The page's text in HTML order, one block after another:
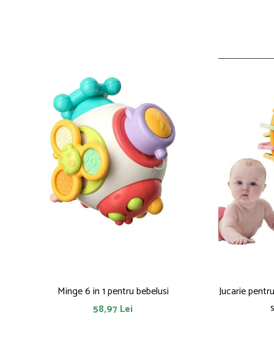
Minge 6 in 1 pentru bebelusi
58,97 Lei
Jucarie